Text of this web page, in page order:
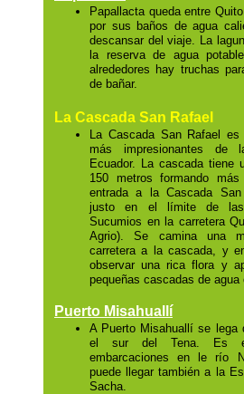
Papallacta queda entre
por sus baños de agua
descansar del viaje. La
la reserva de agua
alrededores hay truchas
de bañar.
La Cascada San Rafael
La Cascada San Rafael
más impresionantes de
Ecuador. La cascada tiene
150 metros formando
entrada a la Cascada
justo en el límite de
Sucumios en la carretera
Agrio). Se camina una
carretera a la cascada, y
observar una rica flora y
pequeñas cascadas de agua
Puerto Misahuallí
A Puerto Misahuallí se lega
el sur del Tena. Es
embarcaciones en le río
puede llegar también a la
Sacha.